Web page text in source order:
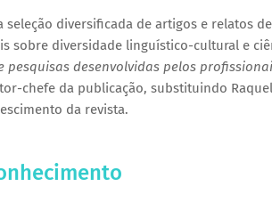
seleção diversificada de artigos e relatos
sobre diversidade linguístico-cultural e
pesquisas desenvolvidas pelos
chefe da publicação, substituindo
da revista.